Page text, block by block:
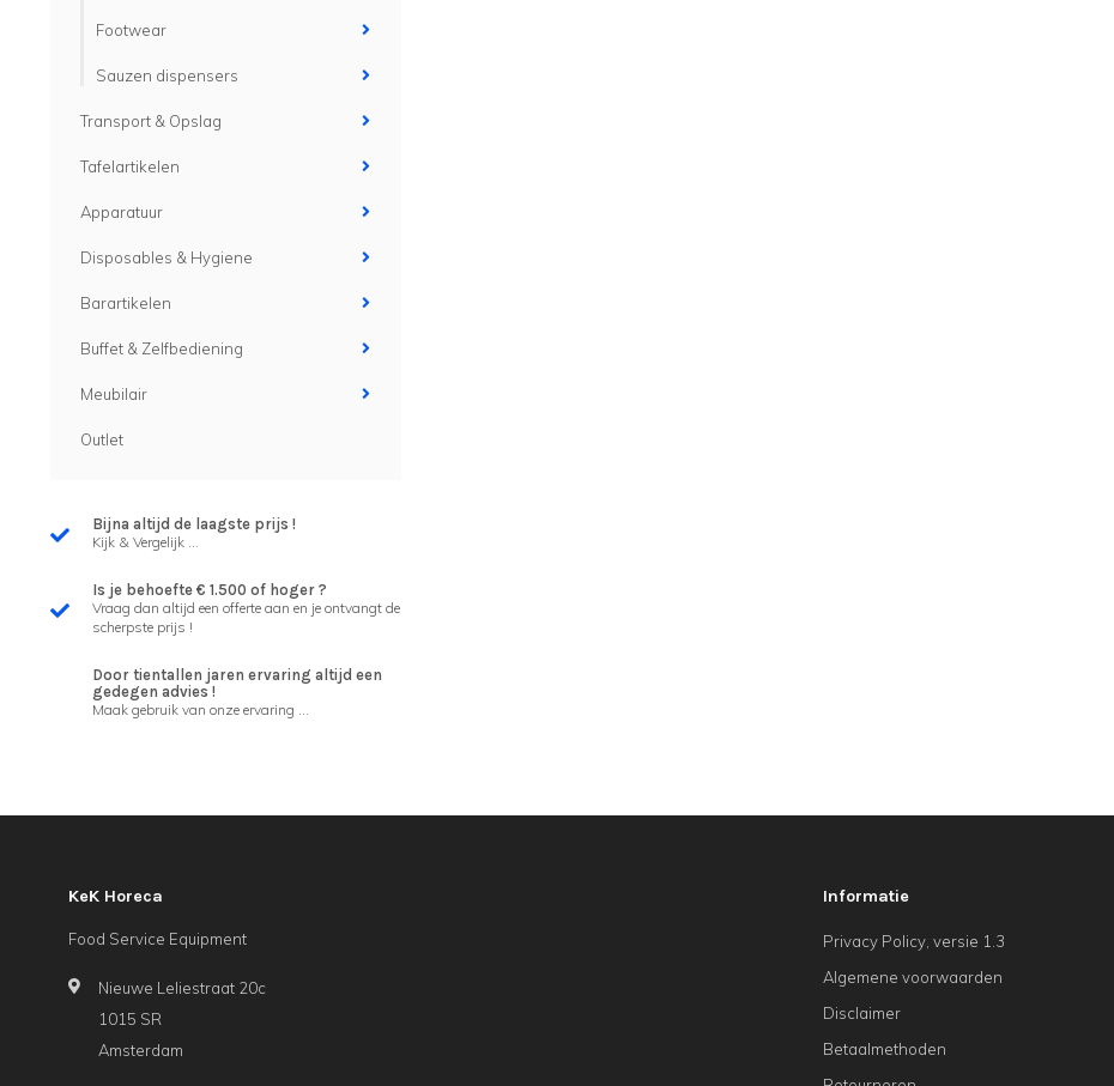
Footwear
Sauzen dispensers
Transport & Opslag
Tafelartikelen
Apparatuur
Disposables & Hygiene
Barartikelen
Buffet & Zelfbediening
Meubilair
Outlet
Bijna altijd de laagste prijs !
Kijk & Vergelijk ...
Is je behoefte € 1.500 of hoger ?
Vraag dan altijd een offerte aan en je ontvangt de
scherpste prijs !
Door tientallen jaren ervaring altijd een
gedegen advies !
Maak gebruik van onze ervaring ...
KeK Horeca
Food Service Equipment
Nieuwe Leliestraat 20c
1015 SR
Amsterdam
Informatie
Privacy Policy, versie 1.3
Algemene voorwaarden
Disclaimer
Betaalmethoden